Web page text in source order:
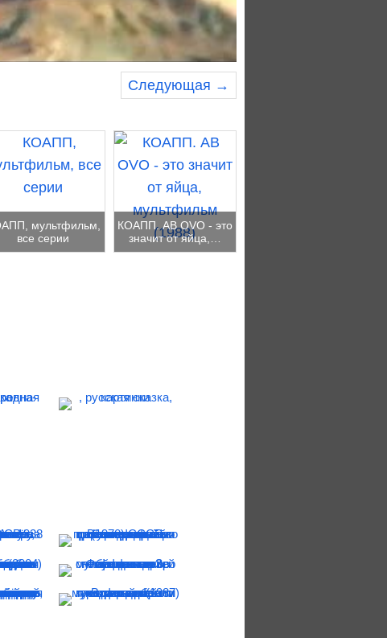
Следующая →
мультфильм,
все серии
КОАПП. AB OVO - это
значит от яйца,…